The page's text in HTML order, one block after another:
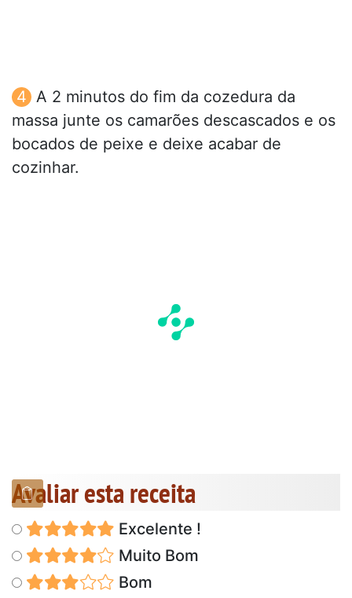
A 2 minutos do fim da cozedura da
massa junte os camarões descascados e os
bocados de peixe e deixe acabar de
cozinhar.
Avaliar esta receita
Excelente !
Muito Bom
Bom